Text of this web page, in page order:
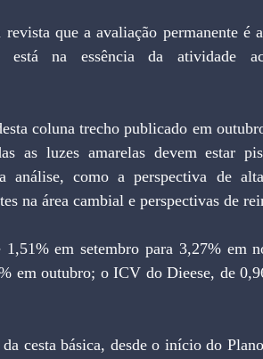
revista que a avaliação permanente
na essência da atividade
as luzes amarelas devem estar
análise, como a perspectiva de
na área cambial e perspectivas de
em outubro; o ICV do Dieese, de